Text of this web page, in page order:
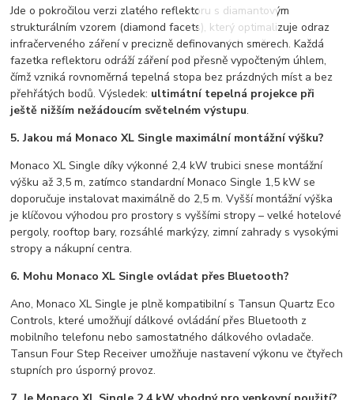
Jde o pokročilou verzi zlatého reflektoru s diamantovým
strukturálním vzorem (diamond facets), který optimalizuje odraz
infračerveného záření v precizně definovaných směrech. Každá
fazetka reflektoru odráží záření pod přesně vypočteným úhlem,
čímž vzniká rovnoměrná tepelná stopa bez prázdných míst a bez
přehřátých bodů. Výsledek: ultimátní tepelná projekce při
ještě nižším nežádoucím světelném výstupu.
5. Jakou má Monaco XL Single maximální montážní výšku?
Monaco XL Single díky výkonné 2,4 kW trubici snese montážní
výšku až 3,5 m, zatímco standardní Monaco Single 1,5 kW se
doporučuje instalovat maximálně do 2,5 m. Vyšší montážní výška
je klíčovou výhodou pro prostory s vyššími stropy – velké hotelové
pergoly, rooftop bary, rozsáhlé markýzy, zimní zahrady s vysokými
stropy a nákupní centra.
6. Mohu Monaco XL Single ovládat přes Bluetooth?
Ano, Monaco XL Single je plně kompatibilní s Tansun Quartz Eco
Controls, které umožňují dálkové ovládání přes Bluetooth z
mobilního telefonu nebo samostatného dálkového ovladače.
Tansun Four Step Receiver umožňuje nastavení výkonu ve čtyřech
stupních pro úsporný provoz.